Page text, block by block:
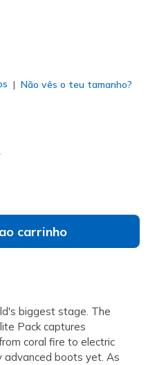
Não vês o teu tamanho?
carrinho
biggest stage. The
Pack captures
coral fire to electric
advanced boots yet. As